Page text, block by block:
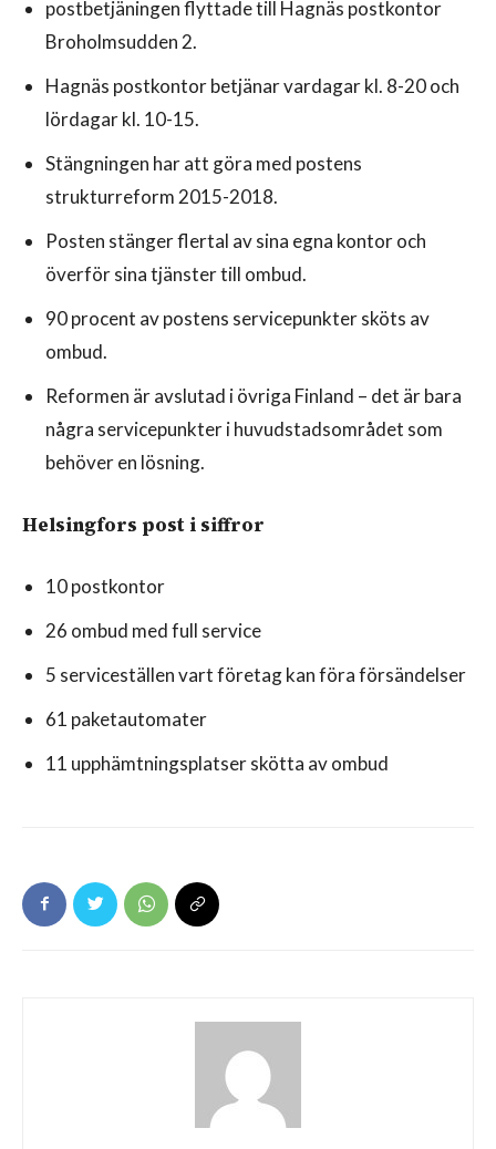
postbetjäningen flyttade till Hagnäs postkontor
Broholmsudden 2.
Hagnäs postkontor betjänar vardagar kl. 8-20 och
lördagar kl. 10-15.
Stängningen har att göra med postens
strukturreform 2015-2018.
Posten stänger flertal av sina egna kontor och
överför sina tjänster till ombud.
90 procent av postens servicepunkter sköts av
ombud.
Reformen är avslutad i övriga Finland – det är bara
några servicepunkter i huvudstadsområdet som
behöver en lösning.
Helsingfors post i siffror
10 postkontor
26 ombud med full service
5 serviceställen vart företag kan föra försändelser
61 paketautomater
11 upphämtningsplatser skötta av ombud